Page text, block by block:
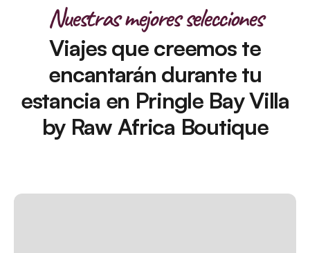
Nuestras mejores selecciones
Viajes que creemos te
encantarán durante tu
estancia en Pringle Bay Villa
by Raw Africa Boutique